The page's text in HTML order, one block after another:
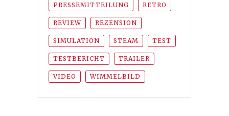
PRESSEMITTEILUNG RETRO
REVIEW REZENSION
SIMULATION STEAM TEST
TESTBERICHT TRAILER
VIDEO WIMMELBILD